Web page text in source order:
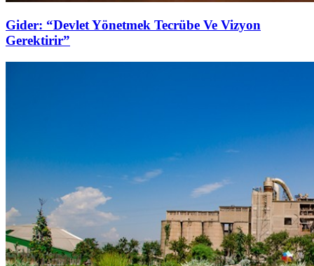
Gider: “Devlet Yönetmek Tecrübe Ve Vizyon
Gerektirir”